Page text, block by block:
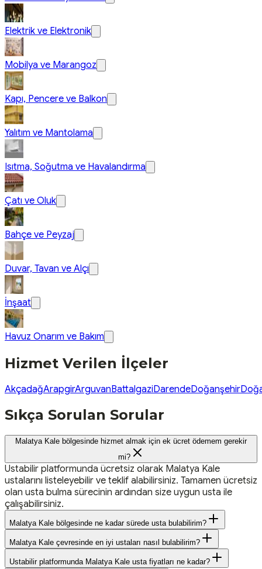
Elektrik ve Elektronik
Mobilya ve Marangoz
Kapı, Pencere ve Balkon
Yalıtım ve Mantolama
Isıtma, Soğutma ve Havalandırma
Çatı ve Oluk
Bahçe ve Peyzaj
Duvar, Tavan ve Alçı
İnşaat
Havuz Onarım ve Bakım
Hizmet Verilen İlçeler
AkçadağArapgirArguvanBattalgaziDarendeDoğanşehir
Sıkça Sorulan Sorular
Malatya Kale bölgesinde hizmet almak için ek ücret ödemem gerekir
mi?
Ustabilir platformunda ücretsiz olarak Malatya Kale
ustalarını listeleyebilir ve teklif alabilirsiniz. Tamamen ücretsiz
olan usta bulma sürecinin ardından size uygun usta ile
çalışabilirsiniz.
Malatya Kale bölgesinde ne kadar sürede usta bulabilirim?
Malatya Kale çevresinde en iyi ustaları nasıl bulabilirim?
Ustabilir platformunda Malatya Kale usta fiyatları ne kadar?